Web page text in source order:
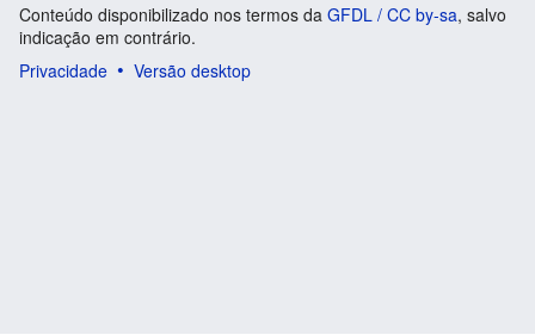
Conteúdo disponibilizado nos termos da GFDL / CC by-sa, salvo
indicação em contrário.
Privacidade
Versão desktop